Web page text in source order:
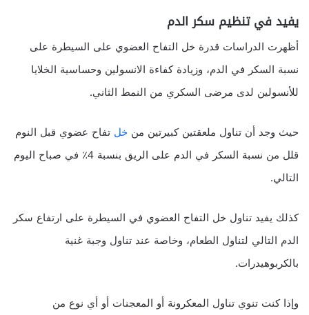
يفيد في تنظيم سكر الدم
أظهرت الدراسات قدرة خل التفاح العضوي على السيطرة على
نسبة السكر في الدم، وزيادة كفاءة الانسولين وحساسية الخلايا
للأنسولين لدى مرضى السكري من النمط الثاني.
حيث وجد أن تناول ملعقتين كبيرتين من خل تفاح عضوي قبل النوم
قلل من نسبة السكر في الدم على الريق بنسبة 4٪ في صباح اليوم
التالي.
كذلك يفيد تناول خل التفاح العضوي في السيطرة على ارتفاع سكر
الدم التالي لتناول الطعام، وخاصة عند تناول وجبة غنية
بالكربوهيدرات.
وإذا كنت تنوي تناول المعكرونة أو المعجنات أو أي نوع من